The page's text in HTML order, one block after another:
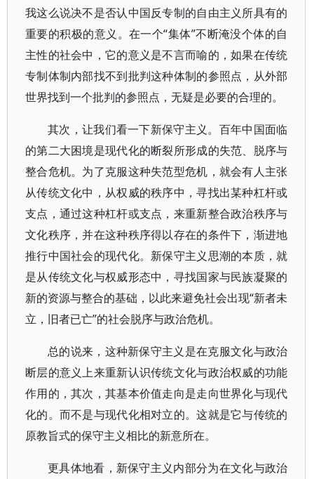
我这么说决不是否认中国反专制的自由主义所具有的
重要的积极的意义。在一个“集体”不断淹没个体的自
主性的社会中，它的意义是不言而喻的，如果在传统
专制体制内部找不到批判这种体制的参照点，从外部
世界找到一个批判的参照点，无疑是必要的合理的。
其次，让我们看一下新保守主义。百年中国面临
的第二大困境是现代化的断裂所形成的失范、脱序与
整合危机。为了克服这种失范型危机，就会有人主张
从传统文化中，从权威的秩序中，寻找出某种杠杆或
支点，通过这种杠杆或支点，来重新整合政治秩序与
文化秩序，并在这种秩序得以存在的条件下，渐进地
推行中国社会的现代化。新保守主义思潮的本质，就
是从传统文化与权威形态中，寻找国家与民族凝聚的
新的资源与整合的基础，以此来避免社会出现“新者未
立，旧者已亡”的社会脱序与政治危机。
总的说来，这种新保守主义是在克服文化与政治
断层的意义上来重新认识传统文化与政治权威的功能
作用的，其次，其基本价值走向是走向世界化与现代
化的。而不是与现代化相对立的。这就是它与传统的
原教旨式的保守主义相比的新意所在。
更具体地看，新保守主义内部分为在文化与政治